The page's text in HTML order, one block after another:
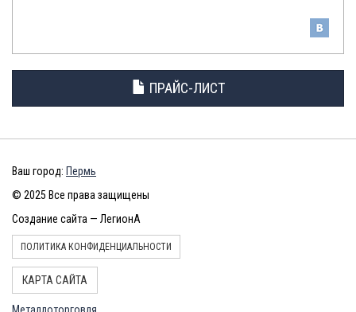
ПРАЙС-ЛИСТ
Ваш город: Пермь
© 2025 Все права защищены
Создание сайта — ЛегионА
ПОЛИТИКА КОНФИДЕНЦИАЛЬНОСТИ
КАРТА САЙТА